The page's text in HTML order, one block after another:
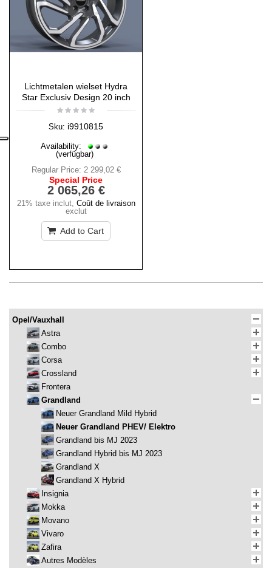
Lichtmetalen wielset Hydra
Star Exclusiv Design 20 inch
Sku: i9910815
Availability:
(verfügbar)
Regular Price: 2 299,02 €
Special Price
2 065,26 €
21% taxe inclut, Coût de livraison
exclut
Add to Cart
Opel/Vauxhall
Astra
Combo
Corsa
Crossland
Frontera
Grandland
Neuer Grandland Mild Hybrid
Neuer Grandland PHEV/ Elektro
Grandland bis MJ 2023
Grandland Hybrid bis MJ 2023
Grandland X
Grandland X Hybrid
Insignia
Mokka
Movano
Vivaro
Zafira
Autres Modèles